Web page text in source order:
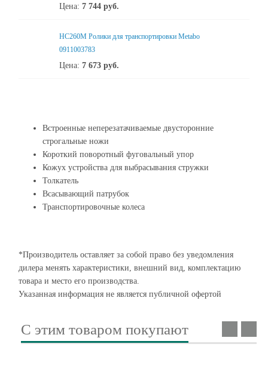
Цена: 7 744 руб.
HC260M Ролики для транспортировки Metabo
0911003783
Цена: 7 673 руб.
Встроенные неперезатачиваемые двусторонние
строгальные ножи
Короткий поворотный фуговальный упор
Кожух устройства для выбрасывания стружки
Толкатель
Всасывающий патрубок
Транспортировочные колеса
*Производитель оставляет за собой право без уведомления
дилера менять характеристики, внешний вид, комплектацию
товара и место его производства.
Указанная информация не является публичной офертой
С этим товаром покупают